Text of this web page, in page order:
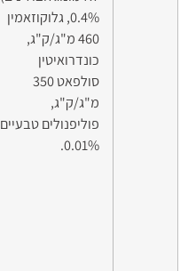
0.4%, גלוקוזאמין
460 מ"ג/ק"ג,
כונדרואיטין
סולפאט 350
מ"ג/ק"ג,
פוליפנולים טבעיים
0.01%.